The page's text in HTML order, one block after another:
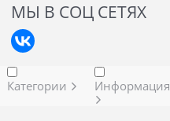
МЫ В СОЦ СЕТЯХ
Категории Информация